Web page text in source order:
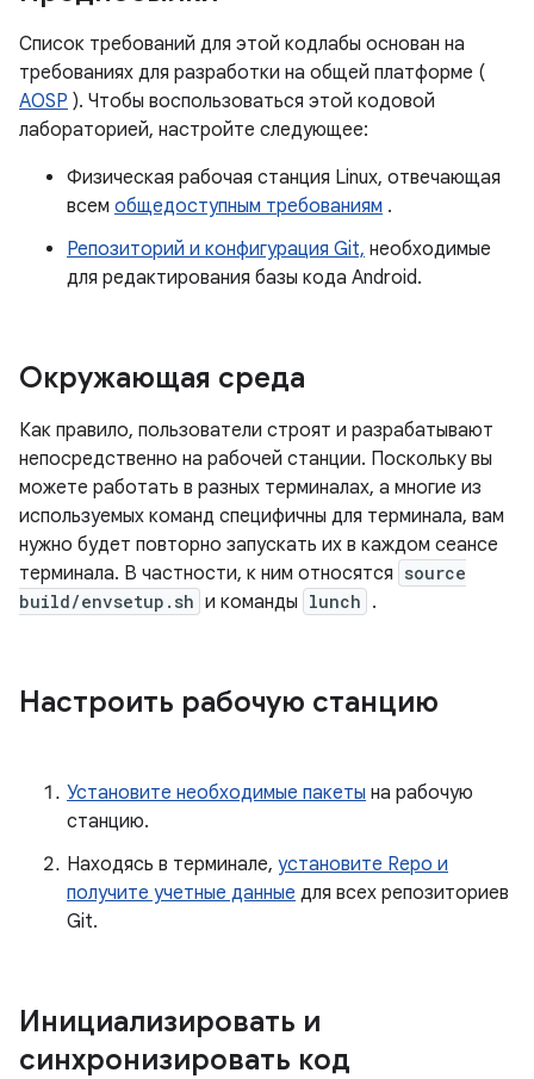
Список требований для этой кодлабы основан на
требованиях для разработки на общей платформе (
AOSP ). Чтобы воспользоваться этой кодовой
лабораторией, настройте следующее:
Физическая рабочая станция Linux, отвечающая
всем общедоступным требованиям .
Репозиторий и конфигурация Git, необходимые
для редактирования базы кода Android.
Окружающая среда
Как правило, пользователи строят и разрабатывают
непосредственно на рабочей станции. Поскольку вы
можете работать в разных терминалах, а многие из
используемых команд специфичны для терминала, вам
нужно будет повторно запускать их в каждом сеансе
терминала. В частности, к ним относятся source
build/envsetup.sh и команды lunch .
Настроить рабочую станцию
Установите необходимые пакеты на рабочую
станцию.
Находясь в терминале, установите Repo и
получите учетные данные для всех репозиториев
Git.
Инициализировать и
синхронизировать код